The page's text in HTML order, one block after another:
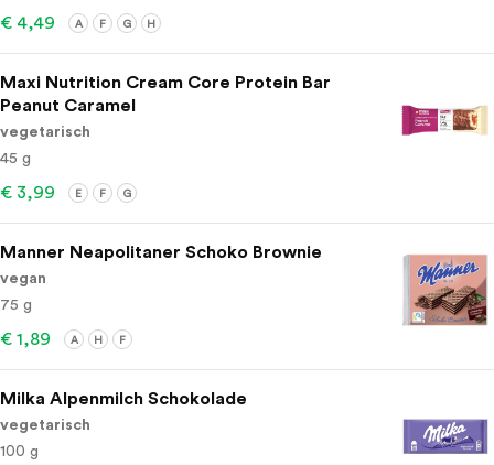
€ 4,49 A F G H
Maxi Nutrition Cream Core Protein Bar
Peanut Caramel
vegetarisch
45 g
€ 3,99 E F G
Manner Neapolitaner Schoko Brownie
vegan
75 g
€ 1,89 A H F
Milka Alpenmilch Schokolade
vegetarisch
100 g